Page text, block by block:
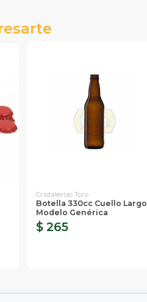
Cristalerías Toro
Botella 330cc Cuello Largo
Modelo Genérica
$ 265